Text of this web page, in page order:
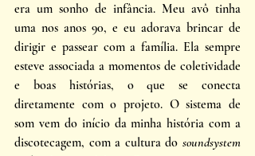
era um sonho de infância. Meu avô tinha
uma nos anos 90, e eu adorava brincar de
dirigir e passear com a família. Ela sempre
esteve associada a momentos de coletividade
e boas histórias, o que se conecta
diretamente com o projeto. O sistema de
som vem do início da minha história com a
discotecagem, com a cultura do soundsystem